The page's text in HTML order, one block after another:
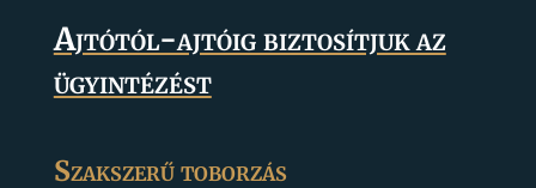
Ajtótól-ajtóig biztosítjuk az
ügyintézést
Szakszerű toborzás